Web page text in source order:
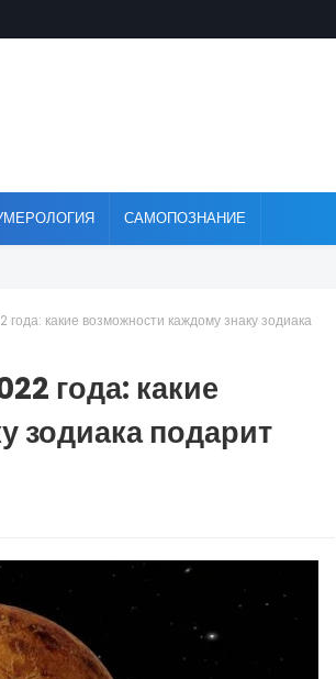
САМОПОЗНАНИЕ
какие возможности каждому знаку зодиака
года: какие
зодиака подарит